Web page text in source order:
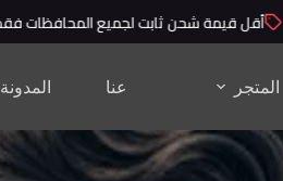
أقل قيمة شحن ثابت لجميع المحافظات فقط 80ج!
المتجر عنا المدونة